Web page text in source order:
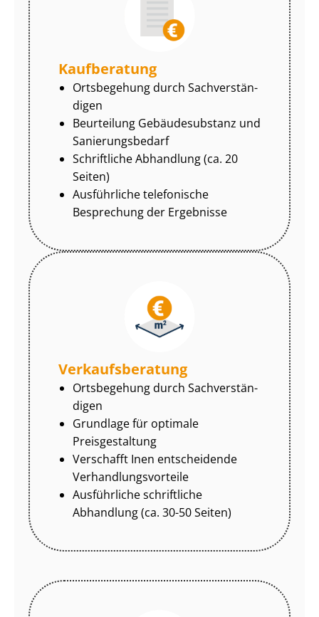
Kaufberatung
Ortsbegehung durch Sach­ver­stän­
di­gen
Beurteilung Gebäudesubstanz und
Sa­nie­rungs­be­darf
Schriftliche Abhandlung (ca. 20
Seiten)
Ausführliche telefonische
Besprechung der Ergebnisse
Ver­kaufs­be­ra­tung
Ortsbegehung durch Sach­ver­stän­
di­gen
Grundlage für optimale
Preisgestaltung
Verschafft Inen entscheidende
Ver­hand­lungs­vor­tei­le
Ausführliche schriftliche
Abhandlung (ca. 30-50 Seiten)